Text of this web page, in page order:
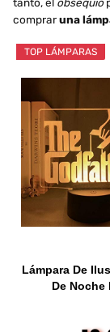
tanto, el obsequio
compraruna
TOP LÁMPARAS
Lámpara De
De Noche